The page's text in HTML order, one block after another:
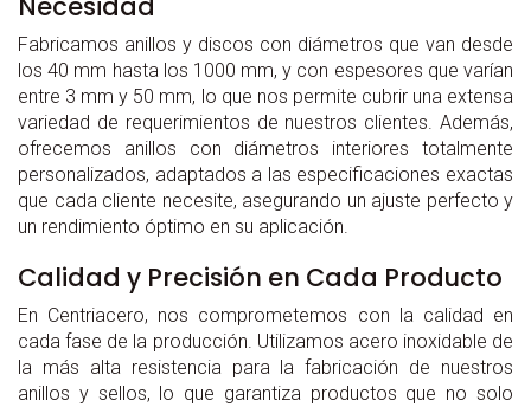
Fabricamos anillos y discos con diámetros que van desde
los 40 mm hasta los 1000 mm, y con espesores que varían
entre 3 mm y 50 mm, lo que nos permite cubrir una extensa
variedad de requerimientos de nuestros clientes. Además,
ofrecemos anillos con diámetros interiores totalmente
personalizados, adaptados a las especificaciones exactas
que cada cliente necesite, asegurando un ajuste perfecto y
un rendimiento óptimo en su aplicación.
Calidad y Precisión en Cada Producto
En Centriacero, nos comprometemos con la calidad en
cada fase de la producción. Utilizamos acero inoxidable de
la más alta resistencia para la fabricación de nuestros
anillos y sellos, lo que garantiza productos que no solo